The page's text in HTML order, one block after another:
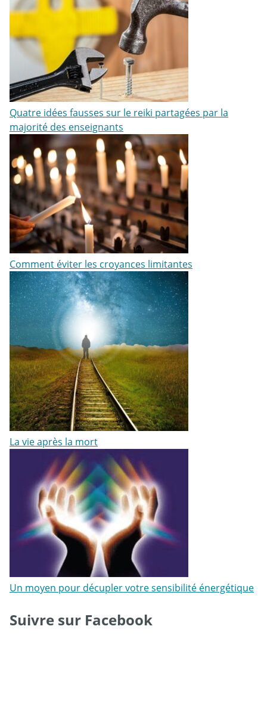
Quatre idées fausses sur le reiki partagées par la
majorité des enseignants
Comment éviter les croyances limitantes
La vie après la mort
Un moyen pour décupler votre sensibilité énergétique
Suivre sur Facebook